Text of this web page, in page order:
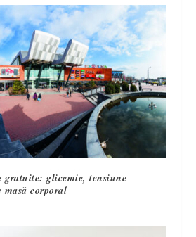
gratuite: glicemie, tensiune
corporal